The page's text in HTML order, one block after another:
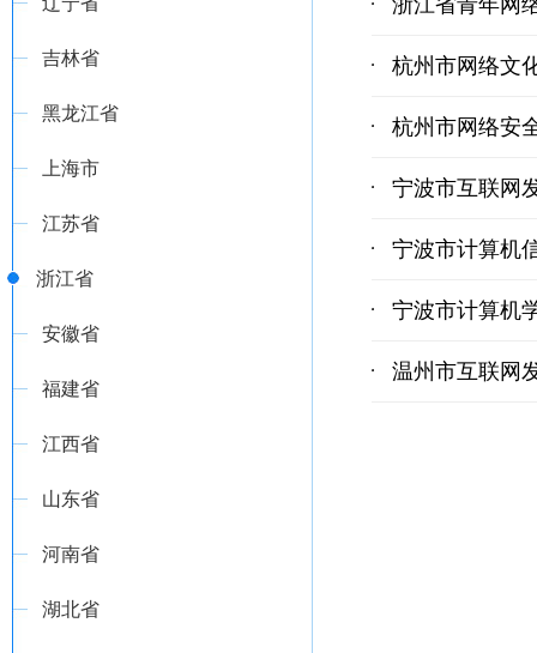
吉林省
黑龙江省
上海市
江苏省
浙江省
安徽省
福建省
江西省
山东省
河南省
湖北省
浙江省青年网
杭州市网络文
杭州市网络安
宁波市互联网
宁波市计算机
宁波市计算机
温州市互联网